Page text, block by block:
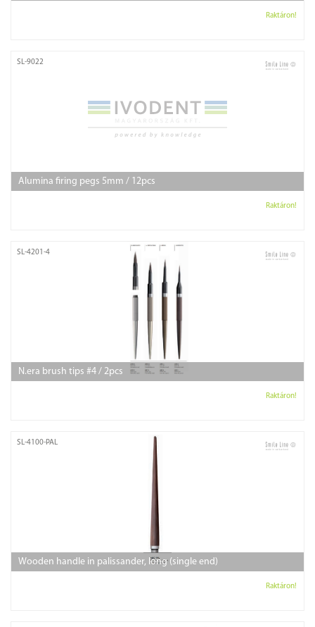
Raktáron!
SL-9022
Alumina firing pegs 5mm / 12pcs
Raktáron!
SL-4201-4
N.era brush tips #4 / 2pcs
Raktáron!
SL-4100-PAL
Wooden handle in palissander, long (single end)
Raktáron!